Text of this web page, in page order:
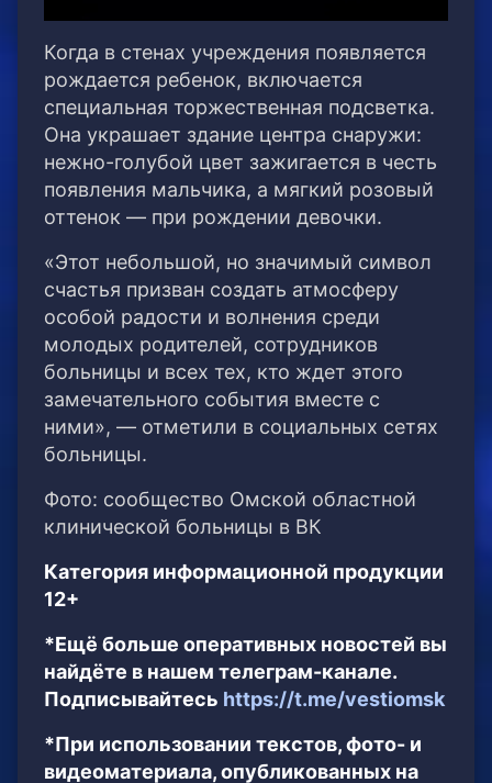
Когда в стенах учреждения появляется
рождается ребенок, включается
специальная торжественная подсветка.
Она украшает здание центра снаружи:
нежно-голубой цвет зажигается в честь
появления мальчика, а мягкий розовый
оттенок — при рождении девочки.
«Этот небольшой, но значимый символ
счастья призван создать атмосферу
особой радости и волнения среди
молодых родителей, сотрудников
больницы и всех тех, кто ждет этого
замечательного события вместе с
ними», — отметили в социальных сетях
больницы.
Фото: сообщество Омской областной
клинической больницы в ВК
Категория информационной продукции
12+
*Ещё больше оперативных новостей вы
найдёте в нашем телеграм-канале.
Подписывайтесь https://t.me/vestiomsk
*При использовании текстов, фото- и
видеоматериала, опубликованных на